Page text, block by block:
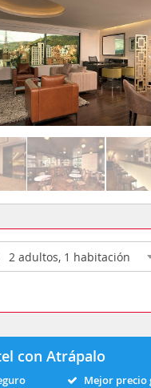
con Atrápalo
Mejor